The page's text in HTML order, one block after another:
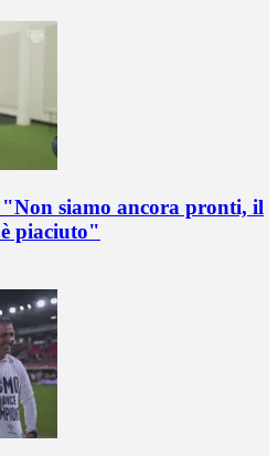
siamo ancora pronti, il
piaciuto"